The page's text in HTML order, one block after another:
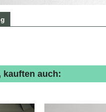
kauften auch: